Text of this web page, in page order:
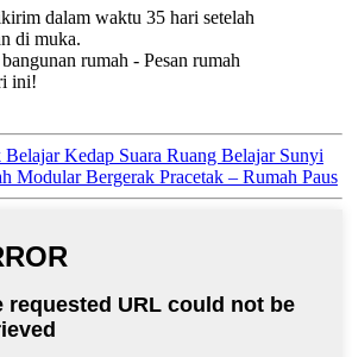
dalam waktu 35 hari setelah
di muka.
rumah - Pesan rumah
ini!
Kedap Suara Ruang Belajar Sunyi
Modular Bergerak Pracetak – Rumah Paus